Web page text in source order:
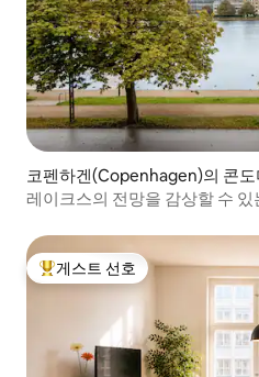
코펜하겐(Copenhagen)의 콘도
레이크스의 전망을 감상할 수
상위 게스트 선호
게스트 선호